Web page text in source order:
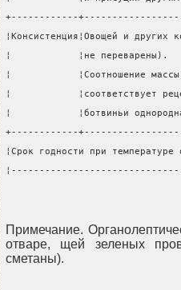
+------------
¦Консистенция¦Овощей и
¦            ¦не
¦            ¦Соотношение
¦            ¦соответствует
¦            ¦ботвиньи
+------------
¦Срок годности при
Примечание.
отваре, щей зеленых
сметаны).